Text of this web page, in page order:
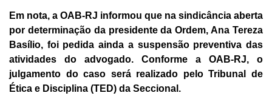
Em nota, a OAB-RJ informou que na sindicância aberta
por determinação da presidente da Ordem, Ana Tereza
Basílio, foi pedida ainda a suspensão preventiva das
atividades do advogado. Conforme a OAB-RJ, o
julgamento do caso será realizado pelo Tribunal de
Ética e Disciplina (TED) da Seccional.